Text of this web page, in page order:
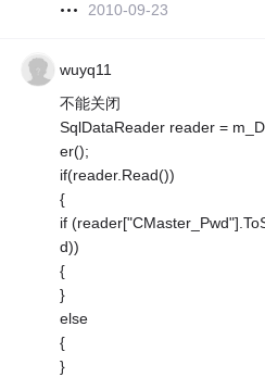
2010-09-23
wuyq11
不能关闭
SqlDataReader reader =
er();
if(reader.Read())
{
if
d))
{
}
else
{
}